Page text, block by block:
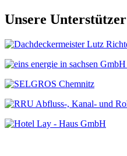
Unsere Unterstützer